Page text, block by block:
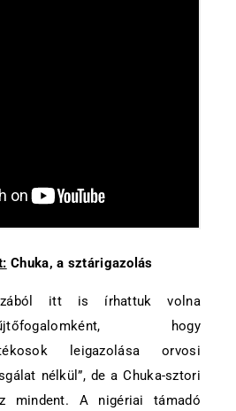
Chuka, a sztárigazolás
itt is írhattuk volna
hogy
leigazolása orvosi
nélkül”, de a Chuka-sztori
mindent. A nigériai támadó